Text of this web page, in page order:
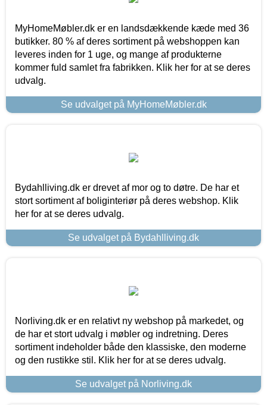
MyHomeMøbler.dk er en landsdækkende kæde med 36
butikker. 80 % af deres sortiment på webshoppen kan
leveres inden for 1 uge, og mange af produkterne
kommer fuld samlet fra fabrikken. Klik her for at se deres
udvalg.
Se udvalget på MyHomeMøbler.dk
Bydahlliving.dk er drevet af mor og to døtre. De har et
stort sortiment af boliginteriør på deres webshop. Klik
her for at se deres udvalg.
Se udvalget på Bydahlliving.dk
Norliving.dk er en relativt ny webshop på markedet, og
de har et stort udvalg i møbler og indretning. Deres
sortiment indeholder både den klassiske, den moderne
og den rustikke stil. Klik her for at se deres udvalg.
Se udvalget på Norliving.dk